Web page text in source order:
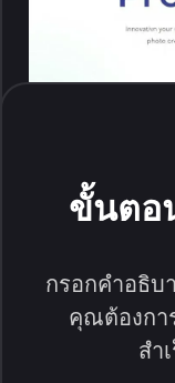
ขั้นตอ
กรอกคำอธิบ
คุณต้องกา
สำ